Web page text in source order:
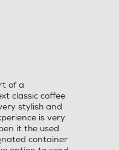
of a
classic coffee
stylish and
is very
it the used
container